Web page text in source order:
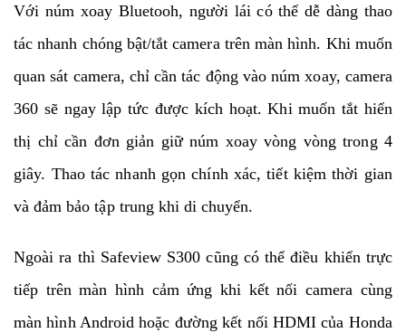
Với núm xoay Bluetooh, người lái có thể dễ dàng thao
tác nhanh chóng bật/tắt camera trên màn hình. Khi muốn
quan sát camera, chỉ cần tác động vào núm xoay, camera
360 sẽ ngay lập tức được kích hoạt. Khi muốn tắt hiển
thị chỉ cần đơn giản giữ núm xoay vòng vòng trong 4
giây. Thao tác nhanh gọn chính xác, tiết kiệm thời gian
và đảm bảo tập trung khi di chuyển.
Ngoài ra thì Safeview S300 cũng có thể điều khiển trực
tiếp trên màn hình cảm ứng khi kết nối camera cùng
màn hình Android hoặc đường kết nối HDMI của Honda